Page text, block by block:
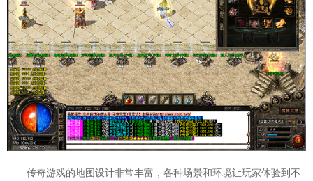
传奇游戏的地图设计非常丰富，各种场景和环境让玩家体验到不